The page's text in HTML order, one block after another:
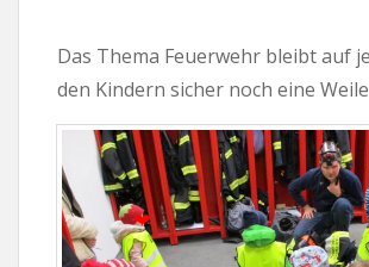
Das Thema Feuerwehr bleibt auf
den Kindern sicher noch eine